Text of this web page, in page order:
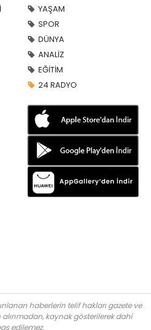
YAŞAM
SPOR
DÜNYA
ANALİZ
EĞİTİM
24 RADYO
haberlerin telif hakları gazete ve
kaynak gösterilerek dahi
edilemez.